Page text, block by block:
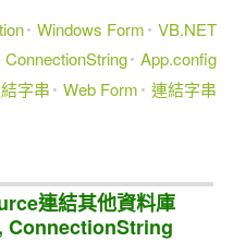
Windows Form
VB.NET
ConnectionString App.config
字串 Web Form 連結字串
連結其他資料庫
ConnectionString